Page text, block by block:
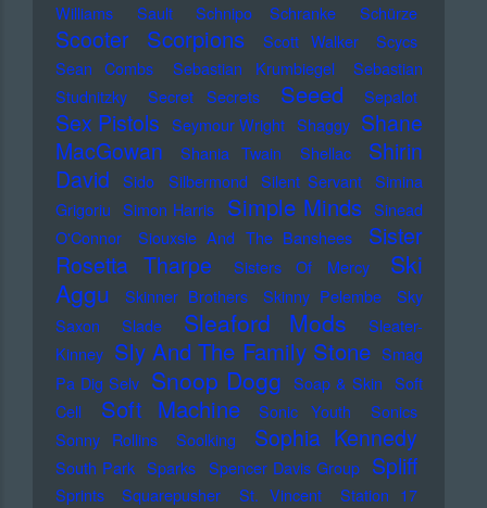
Williams
Sault Schnipo Schranke Schürze
Scooter Scorpions Scott Walker
Scycs
Sean Combs
Sebastian Krumbiegel
Sebastian
Studnitzky
Secret Secrets Seeed Sepalot
Sex Pistols Seymour Wright Shaggy Shane
MacGowan
Shania Twain Shellac
Shirin
David
Sido Silbermond Silent Servant Simina
Grigoriu Simon Harris Simple Minds Sinead
O'Connor
Siouxsie And The Banshees
Sister
Rosetta Tharpe
Sisters Of Mercy
Ski
Aggu
Skinner Brothers Skinny Pelembe
Sky
Saxon
Slade Sleaford Mods
Sleater-
Kinney Sly And The Family Stone Smag
Pa Dig Selv Snoop Dogg Soap & Skin Soft
Cell
Soft Machine Sonic Youth
Sonics
Sonny Rollins
Soolking Sophia Kennedy
South Park Sparks Spencer Davis Group Spliff
Sprints Squarepusher St. Vincent
Station 17